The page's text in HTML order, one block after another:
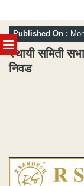
MENU
Skip
to
content
Published On :
स्थायी समिती
निवड